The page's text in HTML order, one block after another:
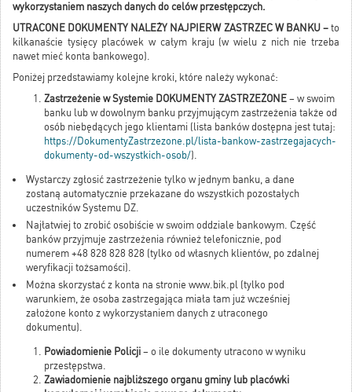
wykorzystaniem naszych danych do celów przestępczych.
UTRACONE DOKUMENTY NALEŻY NAJPIERW ZASTRZEC W BANKU – to
kilkanaście tysięcy placówek w całym kraju (w wielu z nich nie trzeba
nawet mieć konta bankowego).
Poniżej przedstawiamy kolejne kroki, które należy wykonać:
Zastrzeżenie w Systemie DOKUMENTY ZASTRZEŻONE – w swoim
banku lub w dowolnym banku przyjmującym zastrzeżenia także od
osób niebędących jego klientami (lista banków dostępna jest tutaj:
https://DokumentyZastrzezone.pl/lista-bankow-zastrzegajacych-
dokumenty-od-wszystkich-osob/).
Wystarczy zgłosić zastrzeżenie tylko w jednym banku, a dane
zostaną automatycznie przekazane do wszystkich pozostałych
uczestników Systemu DZ.
Najłatwiej to zrobić osobiście w swoim oddziale bankowym. Część
banków przyjmuje zastrzeżenia również telefonicznie, pod
numerem +48 828 828 828 (tylko od własnych klientów, po zdalnej
weryfikacji tożsamości).
Można skorzystać z konta na stronie www.bik.pl (tylko pod
warunkiem, że osoba zastrzegająca miała tam już wcześniej
założone konto z wykorzystaniem danych z utraconego
dokumentu).
Powiadomienie Policji – o ile dokumenty utracono w wyniku
przestępstwa.
Zawiadomienie najbliższego organu gminy lub placówki